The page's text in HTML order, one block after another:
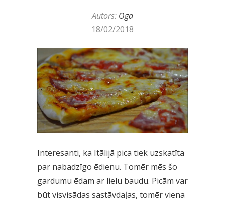
Autors: Oga
18/02/2018
Interesanti, ka Itālijā pica tiek uzskatīta
par nabadzīgo ēdienu. Tomēr mēs šo
gardumu ēdam ar lielu baudu. Picām var
būt visvisādas sastāvdaļas, tomēr viena